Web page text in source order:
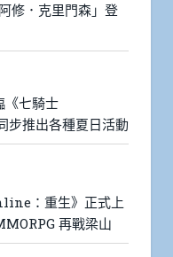
修．克里門森」登
《七騎士
步推出各種夏日活動
：重生》正式上
再戰梁山